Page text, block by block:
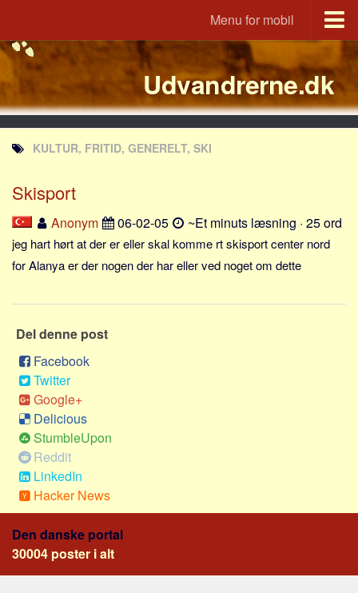
Menu for mobil
Portal
Udvandrerne.dk
Utvandrerne.no
Utvandrarna.se
Tyskland.dk
England.dk
Rusland.dk
JLKM.dk
Lande
Frankrig
Sverige
Norge
Thailand
Italien
Grækenland
USA
Alle
Nøgleord
Udvandrerne.dk
KULTUR, FRITID, GENERELT, SKI
Skisport
Anonym 06-02-05 ~Et minuts læsning · 25 ord
jeg hart hørt at der er eller skal komme rt skisport center nord
for Alanya er der nogen der har eller ved noget om dette
Del denne post
Facebook
Twitter
Google+
Delicious
StumbleUpon
Reddit
LinkedIn
Hacker News
Den danske portal
30004 poster i alt